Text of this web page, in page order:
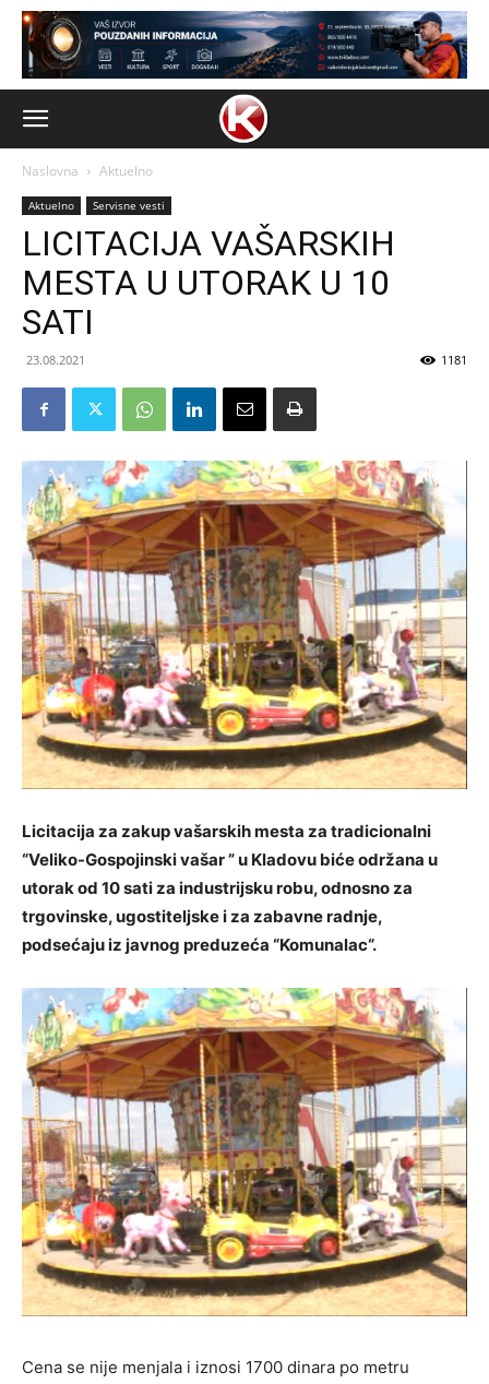
Naslovna Aktuelno
Aktuelno Servisne vesti
LICITACIJA VAŠARSKIH
MESTA U UTORAK U 10
SATI
23.08.2021 1181
Licitacija za zakup vašarskih mesta za tradicionalni
“Veliko-Gospojinski vašar ” u Kladovu biće održana u
utorak od 10 sati za industrijsku robu, odnosno za
trgovinske, ugostiteljske i za zabavne radnje,
podsećaju iz javnog preduzeća “Komunalac“.
Cena se nije menjala i iznosi 1700 dinara po metru